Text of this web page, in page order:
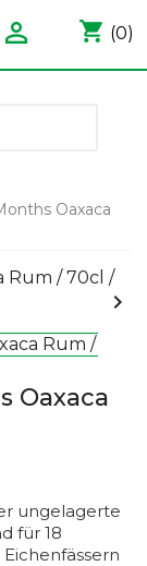
shopping_cart (0)

Oaxaca

Oaxaca
ungelagerte
für 18